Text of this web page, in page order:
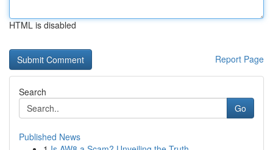
HTML is disabled
Report Page
Search
Go
Published News